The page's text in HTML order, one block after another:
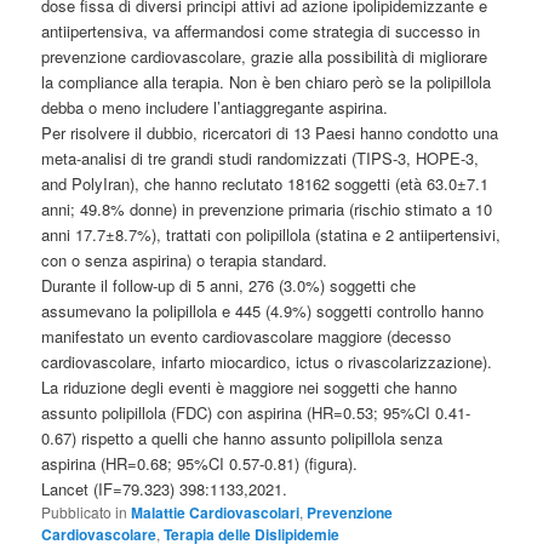
dose fissa di diversi principi attivi ad azione ipolipidemizzante e
antiipertensiva, va affermandosi come strategia di successo in
prevenzione cardiovascolare, grazie alla possibilità di migliorare
la compliance alla terapia. Non è ben chiaro però se la polipillola
debba o meno includere l’antiaggregante aspirina.
Per risolvere il dubbio, ricercatori di 13 Paesi hanno condotto una
meta-analisi di tre grandi studi randomizzati (TIPS-3, HOPE-3,
and PolyIran), che hanno reclutato 18162 soggetti (età 63.0±7.1
anni; 49.8% donne) in prevenzione primaria (rischio stimato a 10
anni 17.7±8.7%), trattati con polipillola (statina e 2 antiipertensivi,
con o senza aspirina) o terapia standard.
Durante il follow-up di 5 anni, 276 (3.0%) soggetti che
assumevano la polipillola e 445 (4.9%) soggetti controllo hanno
manifestato un evento cardiovascolare maggiore (decesso
cardiovascolare, infarto miocardico, ictus o rivascolarizzazione).
La riduzione degli eventi è maggiore nei soggetti che hanno
assunto polipillola (FDC) con aspirina (HR=0.53; 95%CI 0.41-
0.67) rispetto a quelli che hanno assunto polipillola senza
aspirina (HR=0.68; 95%CI 0.57-0.81) (figura).
Lancet (IF=79.323) 398:1133,2021.
Pubblicato in Malattie Cardiovascolari, Prevenzione
Cardiovascolare,Terapia delle Dislipidemie